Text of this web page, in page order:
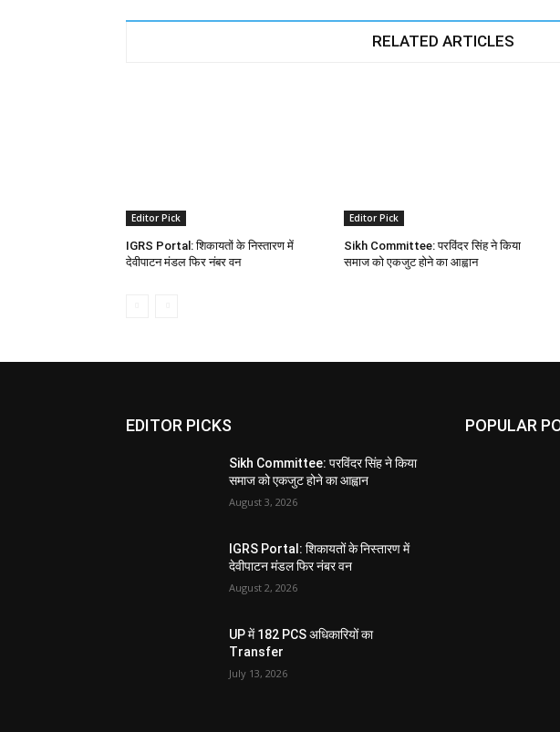
RELATED ARTICLES
Editor Pick
IGRS Portal: शिकायतों के निस्तारण में
देवीपाटन मंडल फिर नंबर वन
Editor Pick
Sikh Committee: परविंदर सिंह ने किया
समाज को एकजुट होने का आह्वान
EDITOR PICKS
Sikh Committee: परविंदर सिंह ने किया
समाज को एकजुट होने का आह्वान
August 3, 2026
IGRS Portal: शिकायतों के निस्तारण में
देवीपाटन मंडल फिर नंबर वन
August 2, 2026
UP में 182 PCS अधिकारियों का
Transfer
July 13, 2026
POPULAR